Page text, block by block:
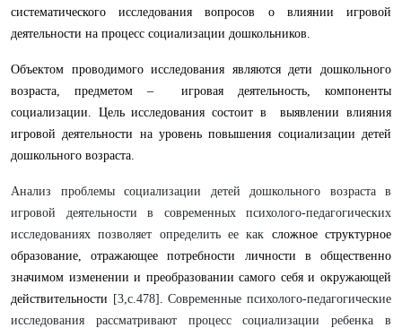
систематического исследования вопросов о влиянии игровой
деятельности на процесс социализации дошкольников.
Объектом проводимого исследования являются дети дошкольного
возраста, предметом – игровая деятельность, компоненты
социализации. Цель исследования состоит в выявлении влияния
игровой деятельности на уровень повышения социализации детей
дошкольного возраста.
Анализ проблемы социализации детей дошкольного возраста в
игровой деятельности в современных психолого-педагогических
исследованиях позволяет определить ее как сложное структурное
образование, отражающее потребности личности в общественно
значимом изменении и преобразовании самого себя и окружающей
действительности [3,с.478] .Современные психолого-педагогические
исследования рассматривают процесс социализации ребенка в